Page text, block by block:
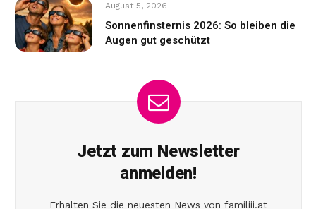
August 5, 2026
Sonnenfinsternis 2026: So bleiben die
Augen gut geschützt
Jetzt zum Newsletter
anmelden!
Erhalten Sie die neuesten News von familiii.at